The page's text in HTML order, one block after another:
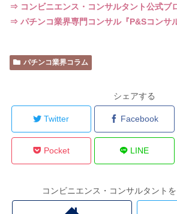
⇒ コンビニエンス・コンサルタント公式ブ
⇒ パチンコ業界専門コンサル『P&Sコンサ
パチンコ業界コラム
シェアする
Twitter Facebook
Pocket LINE
コンビニエンス・コンサルタント